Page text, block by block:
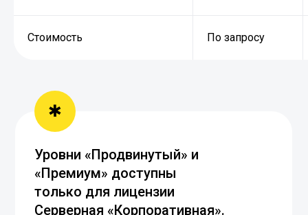
Стоимость По запросу
Уровни «Продвинутый» и
«Премиум» доступны
только для лицензии
Серверная «Корпоративная».
✱